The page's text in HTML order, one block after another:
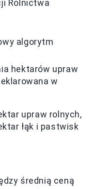
Rolnictwa
algorytm
hektarów upraw
w
upraw rolnych,
łąk i pastwisk
średnią ceną